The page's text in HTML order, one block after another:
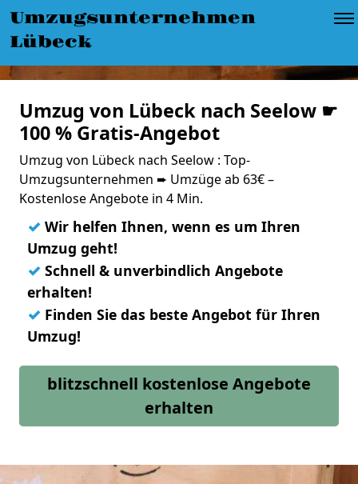
Umzugsunternehmen
Lübeck
Umzug von Lübeck nach Seelow ☛
100 % Gratis-Angebot
Umzug von Lübeck nach Seelow : Top-
Umzugsunternehmen ➨ Umzüge ab 63€ –
Kostenlose Angebote in 4 Min.
✓ Wir helfen Ihnen, wenn es um Ihren
Umzug geht!
✓ Schnell & unverbindlich Angebote
erhalten!
✓ Finden Sie das beste Angebot für Ihren
Umzug!
blitzschnell kostenlose Angebote
erhalten